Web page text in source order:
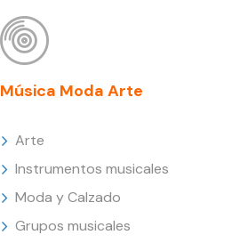
Música Moda Arte
Arte
Instrumentos musicales
Moda y Calzado
Grupos musicales